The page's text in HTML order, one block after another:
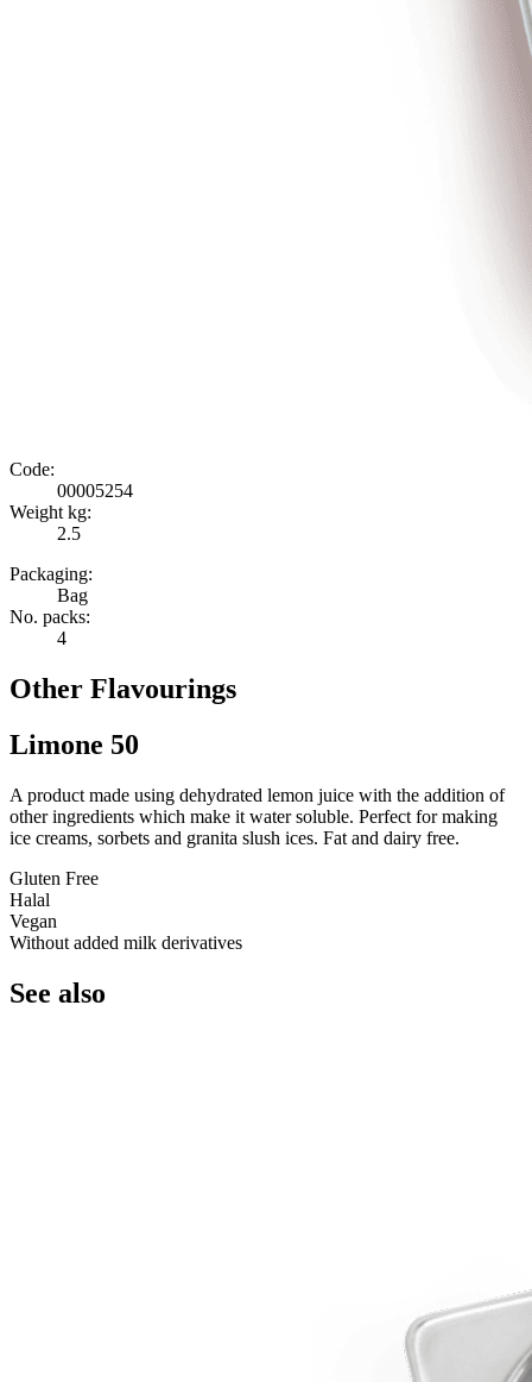
Code:
00005254
Weight kg:
2.5
Packaging:
Bag
No. packs:
4
Other Flavourings
Limone 50
A product made using dehydrated lemon juice with the addition of
other ingredients which make it water soluble. Perfect for making
ice creams, sorbets and granita slush ices. Fat and dairy free.
Gluten Free
Halal
Vegan
Without added milk derivatives
See also